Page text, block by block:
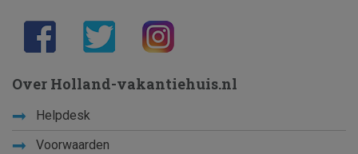
Over Holland-vakantiehuis.nl
Helpdesk
Voorwaarden